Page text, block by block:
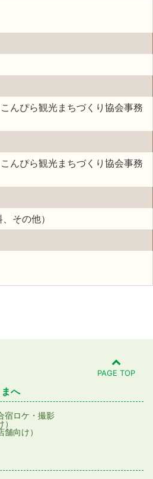
んぴら観光まちづくり協会事務
こんぴら観光まちづくり協会事務
その他）
PAGE TOP
へ
宿ロケ・撮影
向け）